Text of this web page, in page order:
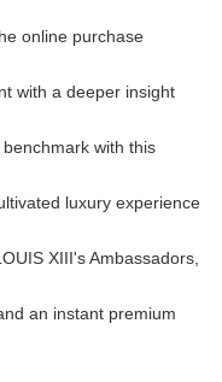
online purchase
with a deeper insight
with this
luxury experience
XIII's Ambassadors,
an instant premium